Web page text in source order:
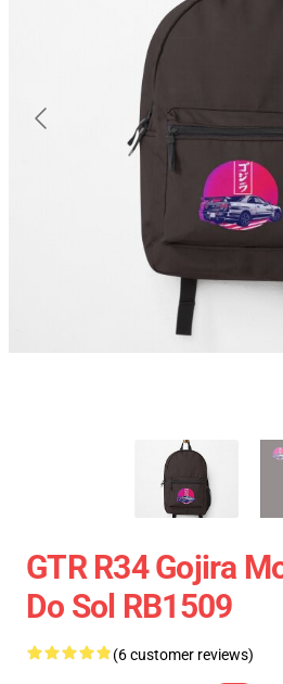
GTR R34 Gojira
Do Sol RB1509
(6 customer reviews)